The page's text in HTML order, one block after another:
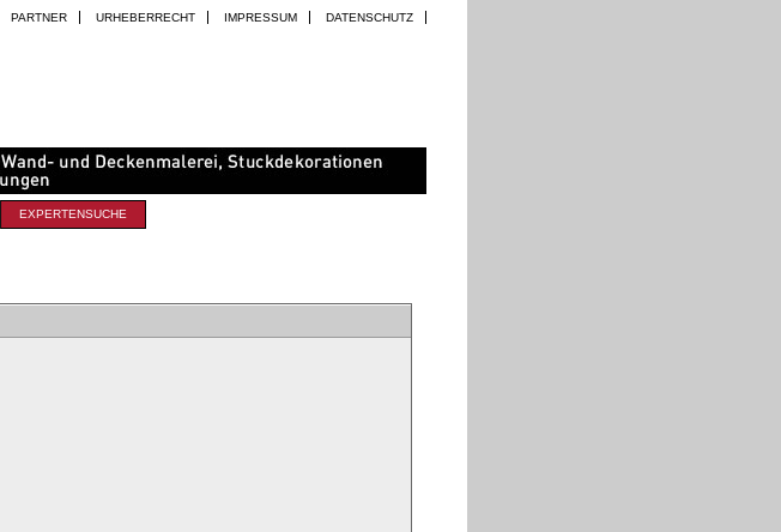
PARTNER URHEBERRECHT IMPRESSUM DATENSCHUTZ
EXPERTENSUCHE